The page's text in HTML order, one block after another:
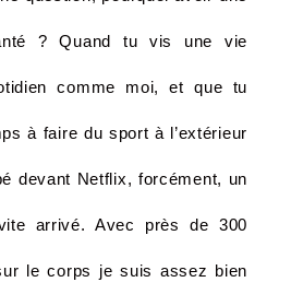
? Quand tu vis une vie
comme moi, et que tu
à faire du sport à l’extérieur
devant Netflix, forcément, un
arrivé. Avec près de 300
le corps je suis assez bien